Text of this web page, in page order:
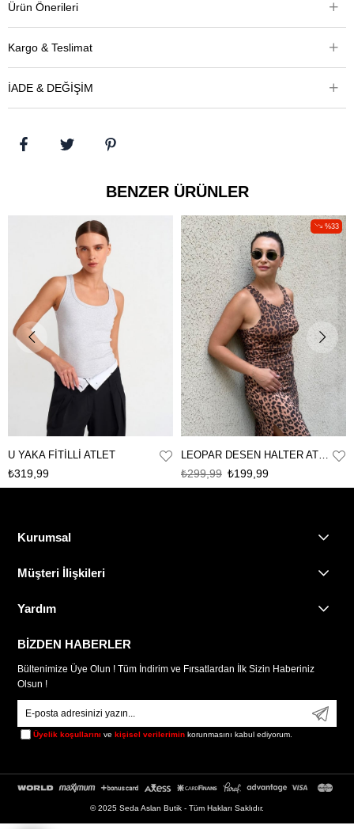
Ürün Önerileri
Kargo & Teslimat
İADE & DEĞİŞİM
BENZER ÜRÜNLER
U YAKA FİTİLLİ ATLET
₺319,99
LEOPAR DESEN HALTER ATLET
₺199,99
₺299,99
%33
Kurumsal
Müşteri İlişkileri
Yardım
BİZDEN HABERLER
Bültenimize Üye Olun ! Tüm İndirim ve Fırsatlardan İlk Sizin Haberiniz
Olsun !
Üyelik koşullarını vekişisel verilerimin korunmasını kabul ediyorum.
© 2025 Seda Aslan Butik - Tüm Hakları Saklıdır.